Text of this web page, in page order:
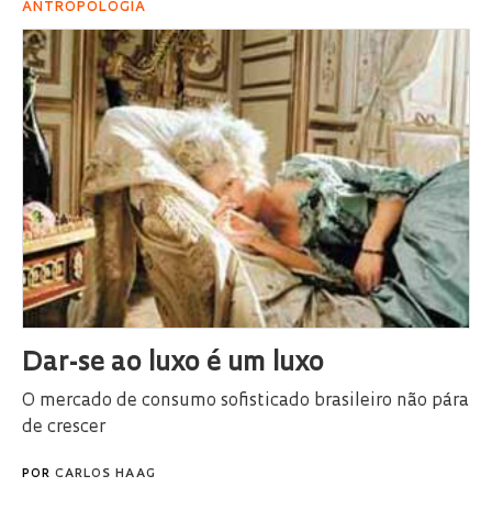
ANTROPOLOGIA
Dar-se ao luxo é um luxo
O mercado de consumo sofisticado brasileiro não pára
de crescer
POR CARLOS HAAG